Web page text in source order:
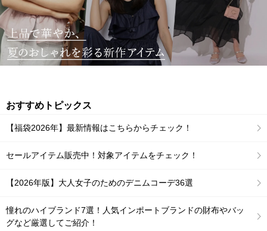
おすすめトピックス
【福袋2026年】最新情報はこちらからチェック！
セールアイテム販売中！対象アイテムをチェック！
【2026年版】大人女子のためのデニムコーデ36選
憧れのハイブランド7選！人気インポートブランドの財布やバッ
グなど厳選してご紹介！